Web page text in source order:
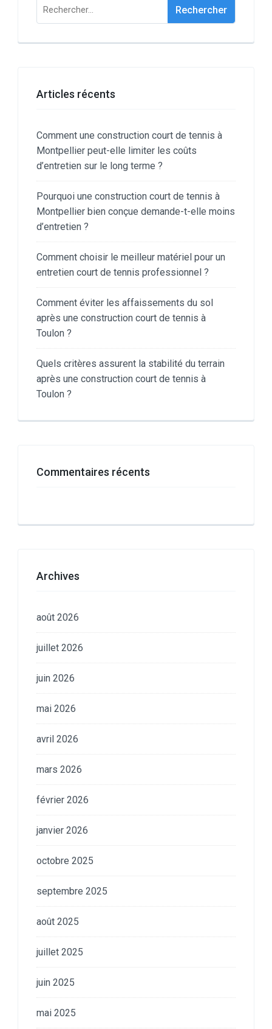
Rechercher :
Articles récents
Comment une construction court de tennis à
Montpellier peut-elle limiter les coûts
d’entretien sur le long terme ?
Pourquoi une construction court de tennis à
Montpellier bien conçue demande-t-elle moins
d’entretien ?
Comment choisir le meilleur matériel pour un
entretien court de tennis professionnel ?
Comment éviter les affaissements du sol
après une construction court de tennis à
Toulon ?
Quels critères assurent la stabilité du terrain
après une construction court de tennis à
Toulon ?
Commentaires récents
Archives
août 2026
juillet 2026
juin 2026
mai 2026
avril 2026
mars 2026
février 2026
janvier 2026
octobre 2025
septembre 2025
août 2025
juillet 2025
juin 2025
mai 2025